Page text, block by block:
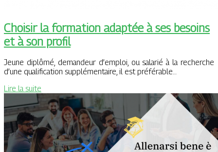
Choisir la formation adaptée à ses besoins
et à son profil
Jeune diplômé, demandeur d’emploi, ou salarié à la recherche
d’une qualification supplémentaire, il est préférable…
Lire la suite